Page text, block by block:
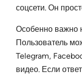
соцсети. Он
Особенно важно
Пользователь
Telegram,
видео. Если